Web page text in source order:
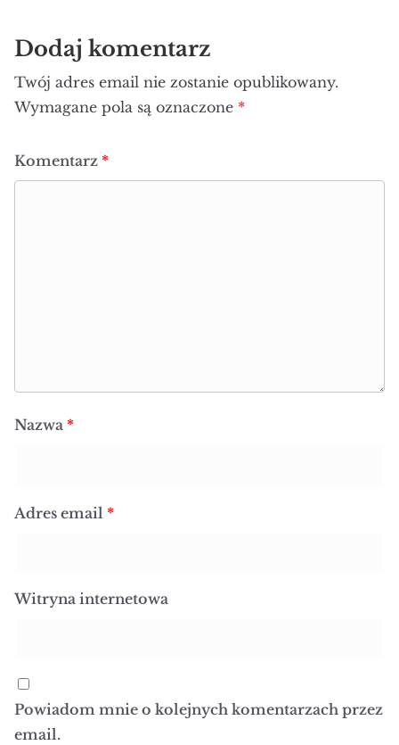
Dodaj komentarz
Twój adres email nie zostanie opublikowany.
Wymagane pola są oznaczone *
Komentarz *
Nazwa *
Adres email *
Witryna internetowa
Powiadom mnie o kolejnych komentarzach przez
email.